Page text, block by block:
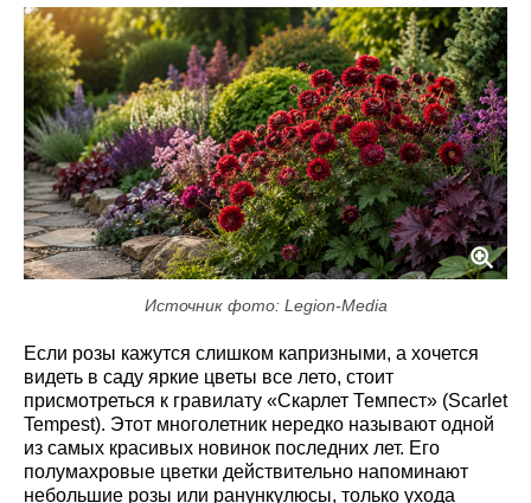
Источник фото: Legion-Media
Если розы кажутся слишком капризными, а хочется
видеть в саду яркие цветы все лето, стоит
присмотреться к гравилату «Скарлет Темпест» (Scarlet
Tempest). Этот многолетник нередко называют одной
из самых красивых новинок последних лет. Его
полумахровые цветки действительно напоминают
небольшие розы или ранункулюсы, только ухода